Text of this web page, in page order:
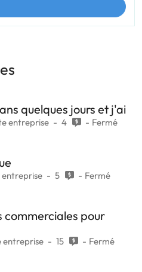
quelques jours et j'ai
entreprise 4 Fermé
5 Fermé
commerciales pour
entreprise 15 Fermé